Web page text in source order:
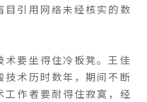
引用网络未经核实的数
要坐得住冷板凳。王佳
术历时数年，期间不断
作者要耐得住寂寞，经